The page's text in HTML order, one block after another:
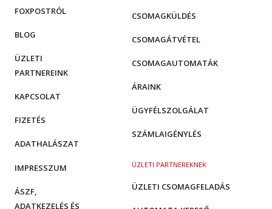
CSOMAGKÜLDÉS
CSOMAGÁTVÉTEL
CSOMAGAUTOMATÁK
ÁRAINK
ÜGYFÉLSZOLGÁLAT
SZÁMLAIGÉNYLÉS
ÜZLETI PARTNEREKNEK
ÜZLETI CSOMAGFELADÁS
FOXPOSTRÓL
BLOG
ÜZLETI
PARTNEREINK
KAPCSOLAT
FIZETÉS
ADATHALÁSZAT
IMPRESSZUM
ÁSZF,
ADATKEZELÉS ÉS